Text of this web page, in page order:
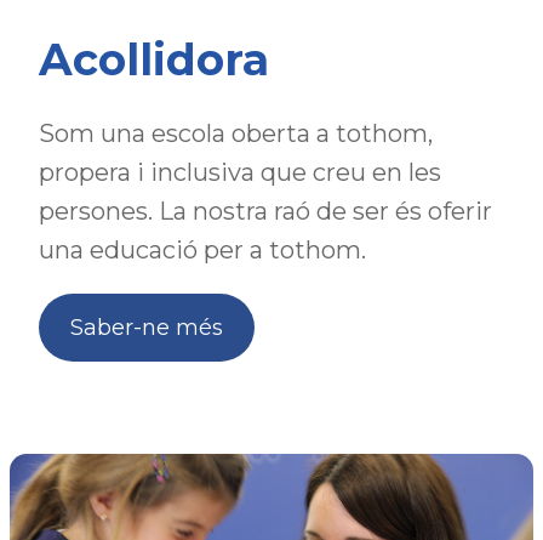
Acollidora
Som una escola oberta a tothom,
propera i inclusiva que creu en les
persones. La nostra raó de ser és oferir
una educació per a tothom.
Saber-ne més